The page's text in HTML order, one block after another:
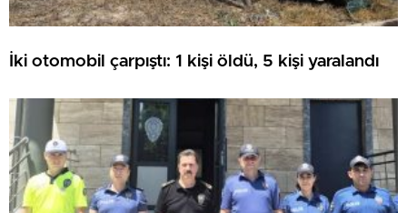
İki otomobil çarpıştı: 1 kişi öldü, 5 kişi yaralandı